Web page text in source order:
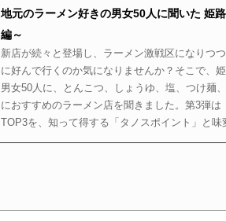
地元のラーメン好きの男女50人に聞いた 姫
編～
新店が続々と登場し、ラーメン激戦区になりつ
に好んで行くのか気になりませんか？そこで、
男女50人に、とんこつ、しょうゆ、塩、つけ麺
におすすめのラーメン店を聞きました。第3弾
TOP3を、知って得する「タノスポイント」と